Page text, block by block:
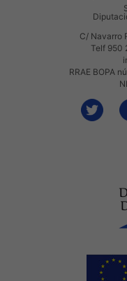
C/ Navarro
Telf 950
RRAE BOPA